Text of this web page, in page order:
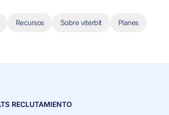
Recursos Sobre viterbit Planes
RECLUTAMIENTO